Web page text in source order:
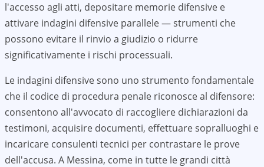
l'accesso agli atti, depositare memorie difensive e
attivare indagini difensive parallele — strumenti che
possono evitare il rinvio a giudizio o ridurre
significativamente i rischi processuali.
Le indagini difensive sono uno strumento fondamentale
che il codice di procedura penale riconosce al difensore:
consentono all'avvocato di raccogliere dichiarazioni da
testimoni, acquisire documenti, effettuare sopralluoghi e
incaricare consulenti tecnici per contrastare le prove
dell'accusa. A Messina, come in tutte le grandi città